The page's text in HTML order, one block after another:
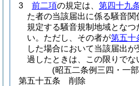
3
前二項の規定は、 第四十九
た者の当該届出に係る騒音関
規定する騒音規制地域とな
い。 ただし、その者が第五十
した場合において当該届出
過したときは、この限りでな
(昭五二条例三四・一
第五十五条
削除